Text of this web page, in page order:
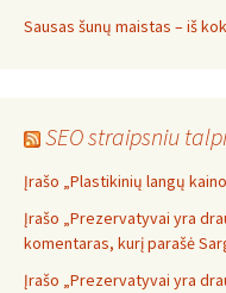
Sausas šunų maistas – iš
SEO straipsniu
Įrašo „Plastikinių langų
Įrašo „Prezervatyvai yra
komentaras, kurį parašė
Įrašo „Prezervatyvai yra